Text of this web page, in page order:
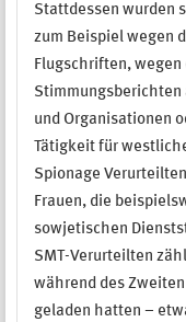
Stattdessen wurden
zum Beispiel wegen
Flugschriften, wegen
Stimmungsberichten
und Organisationen
Tätigkeit für
Spionage
Frauen, die
sowjetischen
SMT-Verurteilten
während des
geladen hatten –